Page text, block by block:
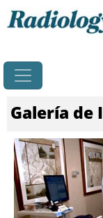
Galería de